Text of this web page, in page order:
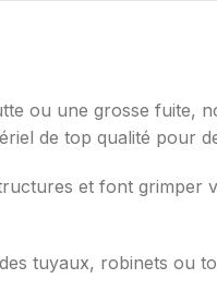
ou une grosse fuite,
de top qualité pour
et font grimper
tuyaux, robinets ou